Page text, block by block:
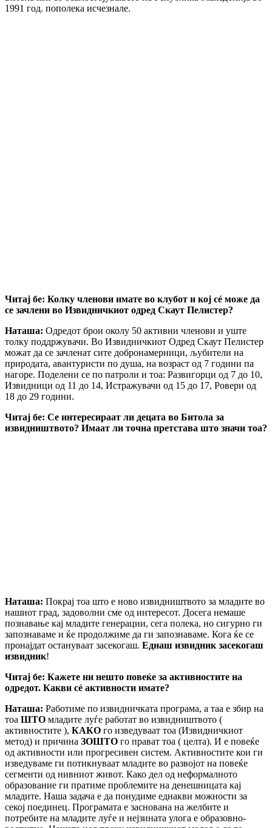
1991 год. пополека исчезнале.
Читај бе: Колку членови имате во клубот и кој сé може да
се зачлени во Извидничкиот одред Скаут Пелистер?
Наташа: Одредот брои околу 50 активни членови и уште
толку поддржувачи. Во Извидничкиот Одред Скаут Пелистер
можат да се зачленат сите добронамерници, љубители на
природата, авантуристи по душа, на возраст од 7 години па
нагоре. Поделени се по патроли и тоа: Развигорци од 7 до 10,
Извидници од 11 до 14, Истражувачи од 15 до 17, Ровери од
18 до 29 години.
Читај бе: Се интересираат ли децата во Битола за
извидништвото? Имаат ли точна претстава што значи тоа?
Наташа: Покрај тоа што е ново извидништвото за младите во
нашиот град, задоволни сме од интересот. Досега немаше
познавање кај младите генерации, сега полека, но сигурно ги
запознаваме и ќе продолжиме да ги запознаваме. Кога ќе се
пронајдат остануваат засекогаш. Еднаш извидник засекогаш
извидник!
Читај бе: Кажете ни нешто повеќе за активностите на
одредот. Какви сé активности имате?
Наташа: Работиме по извидничката програма, а таа е збир на
тоа ШТО младите луѓе работат во извидништвото (
активностите ), КАКО го изведуваат тоа (Извидничкиот
метод) и причина ЗОШТО го прават тоа ( целта). И е повеќе
од активности или прогресивен систем. Активностите кои ги
изведуваме ги потикнуваат младите во развојот на повеќе
сегменти од нивниот живот. Како дел од неформалното
образование ги пратиме проблемите на денешницата кај
младите. Наша задача е да понудиме еднакви можности за
секој поединец. Програмата е заснована на желбите и
потребите на младите луѓе и нејзината улога е образовно-